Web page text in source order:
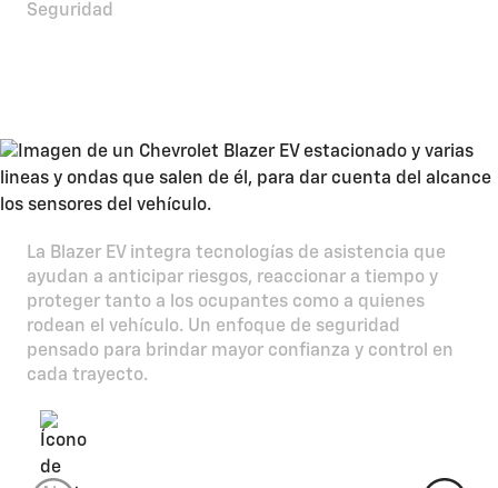
Seguridad
La Blazer EV integra tecnologías de asistencia que
ayudan a anticipar riesgos, reaccionar a tiempo y
proteger tanto a los ocupantes como a quienes
rodean el vehículo. Un enfoque de seguridad
pensado para brindar mayor confianza y control en
cada trayecto.